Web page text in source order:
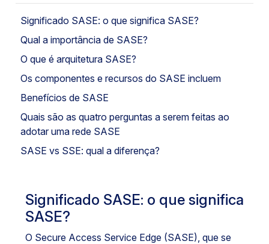
Significado SASE: o que significa SASE?
Qual a importância de SASE?
O que é arquitetura SASE?
Os componentes e recursos do SASE incluem
Benefícios de SASE
Quais são as quatro perguntas a serem feitas ao
adotar uma rede SASE
SASE vs SSE: qual a diferença?
Significado SASE: o que significa
SASE?
O Secure Access Service Edge (SASE), que se